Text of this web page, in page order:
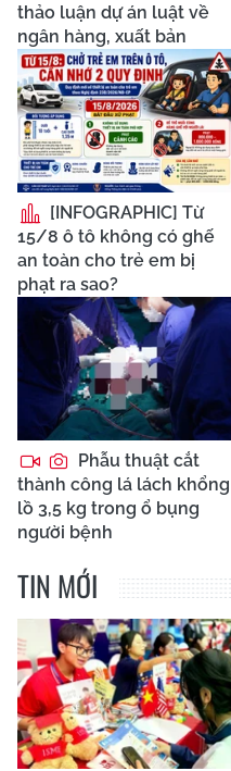
thảo luận dự án luật về
ngân hàng, xuất bản
[INFOGRAPHIC] Từ
15/8 ô tô không có ghế
an toàn cho trẻ em bị
phạt ra sao?
Phẫu thuật cắt
thành công lá lách khổng
lồ 3,5 kg trong ổ bụng
người bệnh
TIN MỚI